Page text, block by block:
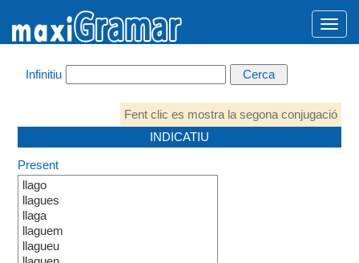
Infinitiu
Fent clic es mostra la segona conjugació
INDICATIU
Present
llago
llagues
llaga
llaguem
llagueu